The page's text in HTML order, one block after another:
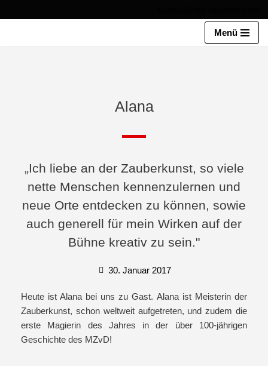
Menü
Alana
„Ich liebe an der Zauberkunst, so viele
nette Menschen kennenzulernen und
neue Orte entdecken zu können, sowie
auch generell für mein Wirken auf der
Bühne kreativ zu sein."
30. Januar 2017
Heute ist Alana bei uns zu Gast. Alana ist Meisterin der
Zauberkunst, schon weltweit aufgetreten, und zudem die
erste Magierin des Jahres in der über 100-jährigen
Geschichte des MZvD!